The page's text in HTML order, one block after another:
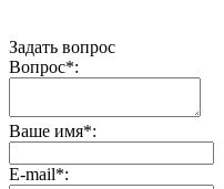
Задать вопрос
Вопрос*:
Ваше имя*:
E-mail*: